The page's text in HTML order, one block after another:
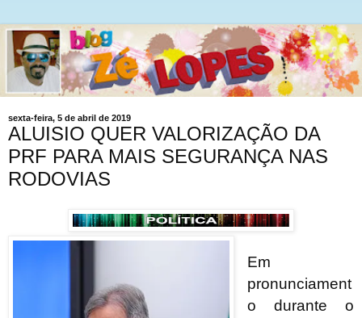
sexta-feira, 5 de abril de 2019
ALUISIO QUER VALORIZAÇÃO DA
PRF PARA MAIS SEGURANÇA NAS
RODOVIAS
Em
pronunciament
o durante o